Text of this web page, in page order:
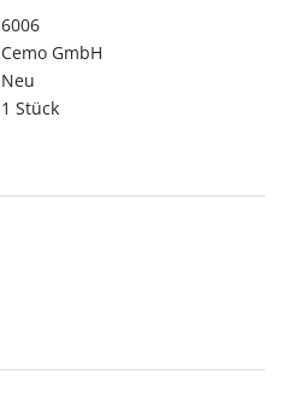
6006
Cemo GmbH
Neu
1 Stück